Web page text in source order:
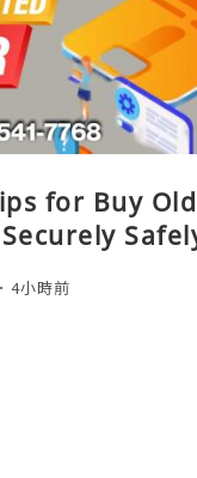
for Buy
4小時前